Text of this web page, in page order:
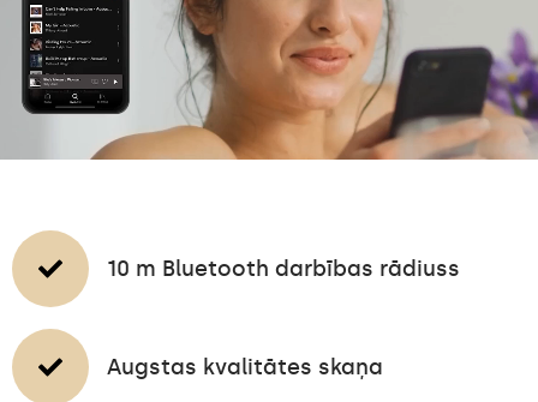
10 m Bluetooth darbības rādiuss
Augstas kvalitātes skaņa